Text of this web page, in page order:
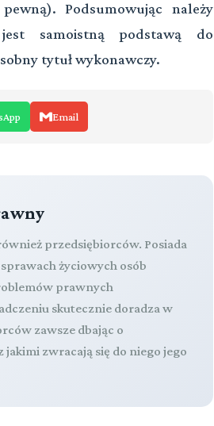
Podsumowując należy
samoistną podstawą do
tytuł wykonawczy.
Email
przedsiębiorców. Posiada
życiowych osób
prawnych
skutecznie doradza w
zawsze dbając o
zwracają się do niego jego